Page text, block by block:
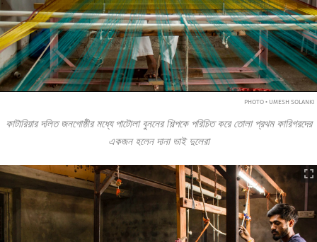
PHOTO • UMESH SOLANKI
কাটারিয়ার দলিত জনগোষ্ঠীর মধ্যে পাটোলা বুননের শিল্পকে পরিচিত করে তোলা প্রথম কারিগরদের
একজন হলেন দানা ভাই দুলেরা